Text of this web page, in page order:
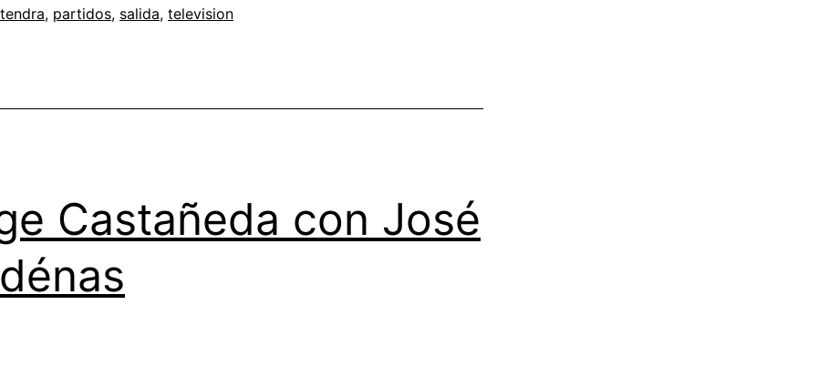
, partidos, salida, television
Castañeda con José